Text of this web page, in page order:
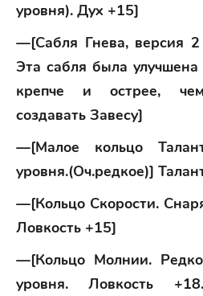
уровня). Дух +15]
—[Сабля Гнева, версия
Эта сабля была
крепче и острее,
создавать Завесу]
—[Малое кольцо
уровня.(Оч.редкое)]
—[Кольцо Скорости.
Ловкость +15]
—[Кольцо Молнии.
уровня. Ловкость